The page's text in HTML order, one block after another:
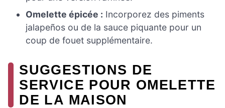
Omelette épicée : Incorporez des piments
jalapeños ou de la sauce piquante pour un
coup de fouet supplémentaire.
SUGGESTIONS DE
SERVICE POUR OMELETTE
DE LA MAISON